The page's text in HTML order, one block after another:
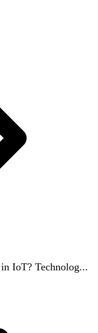
IoT? Technolog...